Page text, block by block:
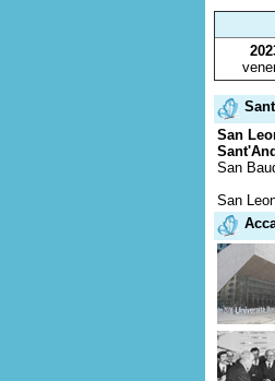
San
San
San